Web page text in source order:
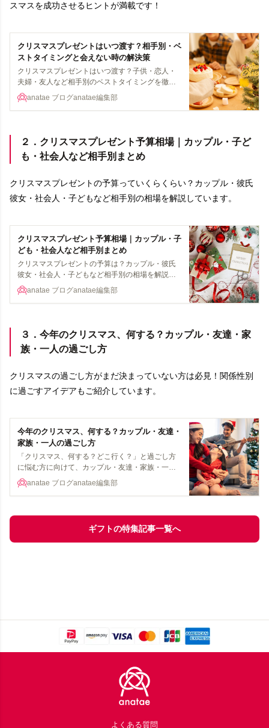
スマスを成功させるヒントが満載です！
クリスマスプレゼントはいつ渡す？相手別・ベ
ストタイミングと会えない時の解決策
クリスマスプレゼントはいつ渡す？子供・恋人・
夫婦・友人など相手別のベストタイミングを徹底
解説。24日と25日どっち？会えない時の解決策や
eギフトの活用法、失敗談まで、今年のクリスマス
anatae ブログanatae編集部
２．クリスマスプレゼント予算相場｜カップル・子ど
も・社会人など相手別まとめ
クリスマスプレゼントの予算っていくらくらい？カップル・彼氏
彼女・社会人・子どもなど相手別の相場を解説しています。
クリスマスプレゼント予算相場｜カップル・子
ども・社会人など相手別まとめ
クリスマスプレゼントの予算は？カップル・彼氏
彼女・社会人・子どもなど相手別の相場を解説し
ます。物ではなく、体験を贈る体験ギフトもご紹
介します。
anatae ブログanatae編集部
３．今年のクリスマス、何する？カップル・友達・家
族・一人の過ごし方
クリスマスの過ごし方がまだ決まっていない方は必見！関係性別
に過ごすアイデアもご紹介しています。
今年のクリスマス、何する？カップル・友達・
家族・一人の過ごし方
「クリスマス、何する？どこ行く？」と過ごし方
に悩む方に向けて、カップル・友達・家族・一人
など相手との関係性別に過ごすアイデアをご紹介
します。
anatae ブログanatae編集部
ギフトの特集記事一覧へ
よくある質問